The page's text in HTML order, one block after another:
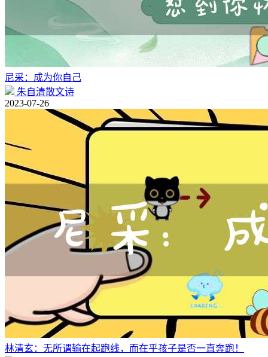
尼采：成为你自己
朱自清散文诗
2023-07-26
林清玄：无所谓输在起跑线，而在乎孩子是否一直奔跑！